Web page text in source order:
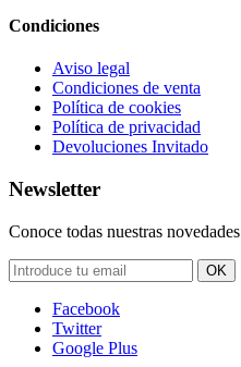
Condiciones
Aviso legal
Condiciones de venta
Política de cookies
Política de privacidad
Devoluciones Invitado
Newsletter
Conoce todas nuestras novedades
OK
Facebook
Twitter
Google Plus